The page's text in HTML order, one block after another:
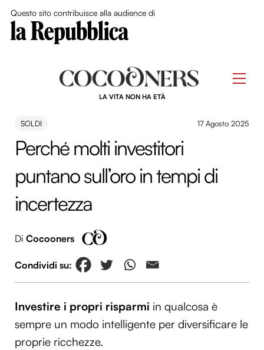
Questo sito contribuisce alla audience di
LA VITA NON HA ETÀ
SOLDI 17 Agosto 2025
Perché molti investitori
puntano sull’oro in tempi di
incertezza
Di Cocooners
Investire i propri risparmi in qualcosa è
sempre un modo intelligente per diversificare le
proprie ricchezze.